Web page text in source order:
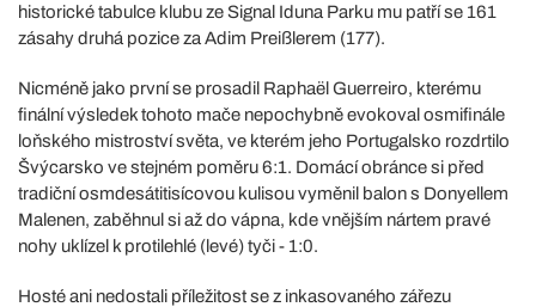
historické tabulce klubu ze Signal Iduna Parku mu patří se 161
zásahy druhá pozice za Adim Preißlerem (177).
Nicméně jako první se prosadil Raphaël Guerreiro, kterému
finální výsledek tohoto mače nepochybně evokoval osmifinále
loňského mistroství světa, ve kterém jeho Portugalsko rozdrtilo
Švýcarsko ve stejném poměru 6:1. Domácí obránce si před
tradiční osmdesátitisícovou kulisou vyměnil balon s Donyellem
Malenen, zaběhnul si až do vápna, kde vnějším nártem pravé
nohy uklízel k protilehlé (levé) tyči - 1:0.
Hosté ani nedostali příležitost se z inkasovaného zářezu